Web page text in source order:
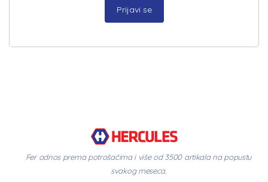
Prijavi se
Fer odnos prema potrošačima i više od 3500 artikala na popustu
svakog meseca.